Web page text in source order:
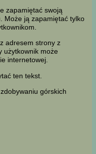
zapamiętać swoją
Może ją zapamiętać tylko
adresem strony z
użytkownik może
internetowej.
ten tekst.
górskich